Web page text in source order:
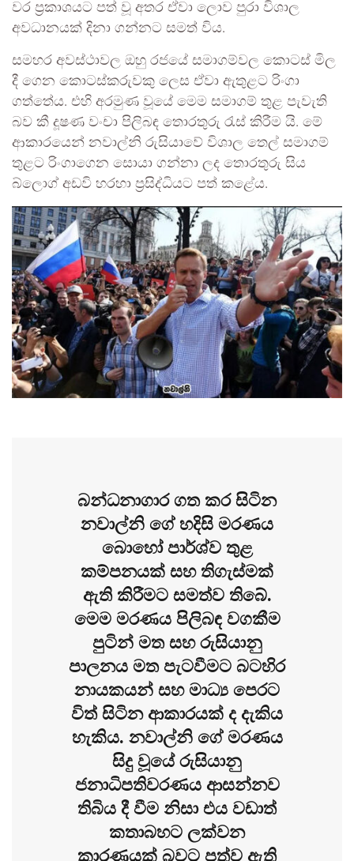
වර ප්‍රකාශයට පත් වූ අතර ඒවා ලොව පුරා විශාල
අවධානයක් දිනා ගන්නට සමත් විය.
සමහර අවස්ථාවල ඔහු රජයේ සමාගම්වල කොටස් මිල
දී ගෙන කොටස්කරුවකු ලෙස ඒවා ඇතුළට රිංගා
ගත්තේය. එහි අරමුණ වූයේ මෙම සමාගම් තුළ පැවැති
බව කී දූෂණ වංචා පිලිබඳ තොරතුරු රැස් කිරීම යි. මේ
ආකාරයෙන් නවාල්නි රුසියාවේ විශාල තෙල් සමාගම්
තුළට රිංගාගෙන සොයා ගන්නා ලද තොරතුරු සිය
බ්ලොග් අඩවි හරහා ප්‍රසිද්ධියට පත් කළේය.
බන්ධනාගාර ගත කර සිටින
නවාල්නි ගේ හදිසි මරණය
බොහෝ පාර්ශ්ව තුළ
කම්පනයක් සහ තිගැස්මක්
ඇති කිරීමට සමත්ව තිබේ.
මෙම මරණය පිලිබඳ වගකීම
පුටින් මත සහ රුසියානු
පාලනය මත පැටවීමට බටහිර
නායකයන් සහ මාධ්‍ය පෙරට
විත් සිටින ආකාරයක් ද දැකිය
හැකිය. නවාල්නි ගේ මරණය
සිදු වූයේ රුසියානු
ජනාධිපතිවරණය ආසන්නව
තිබිය දී වීම නිසා එය වඩාත්
කතාබහට ලක්වන
කාරණයක් බවට පත්ව ඇති